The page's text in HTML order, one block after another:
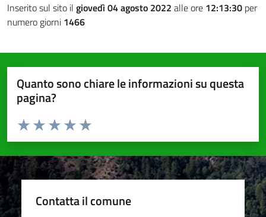
Inserito sul sito il giovedì 04 agosto 2022 alle ore 12:13:30 per
numero giorni 1466
Quanto sono chiare le informazioni su questa
pagina?
Valuta da 1 a 5 stelle la pagina
Valuta 5 stelle su 5
Valuta 4 stelle su 5
Valuta 3 stelle su 5
Valuta 2 stelle su 5
Valuta 1 stelle su 5
Contatta il comune